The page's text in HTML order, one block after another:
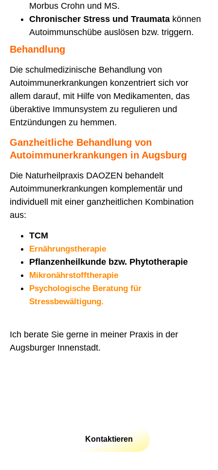
Morbus Crohn und MS.
Chronischer Stress und Traumata können
Autoimmunschübe auslösen bzw. triggern.
Behandlung
Die schulmedizinische Behandlung von
Autoimmunerkrankungen konzentriert sich vor
allem darauf, mit Hilfe von Medikamenten, das
überaktive Immunsystem zu regulieren und
Entzündungen zu hemmen.
Ganzheitliche Behandlung von
Autoimmunerkrankungen in Augsburg
Die Naturheilpraxis DAOZEN behandelt
Autoimmunerkrankungen komplementär und
individuell mit einer ganzheitlichen Kombination
aus:
TCM
Ernährungstherapie
Pflanzenheilkunde bzw. Phytotherapie
Mikronährstofftherapie
Psychologische Beratung für
Stressbewältigung.
Ich berate Sie gerne in meiner Praxis in der
Augsburger Innenstadt.
Kontaktieren